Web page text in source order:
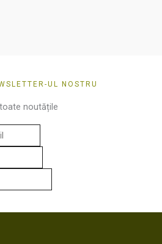
UL NOSTRU
noutățile